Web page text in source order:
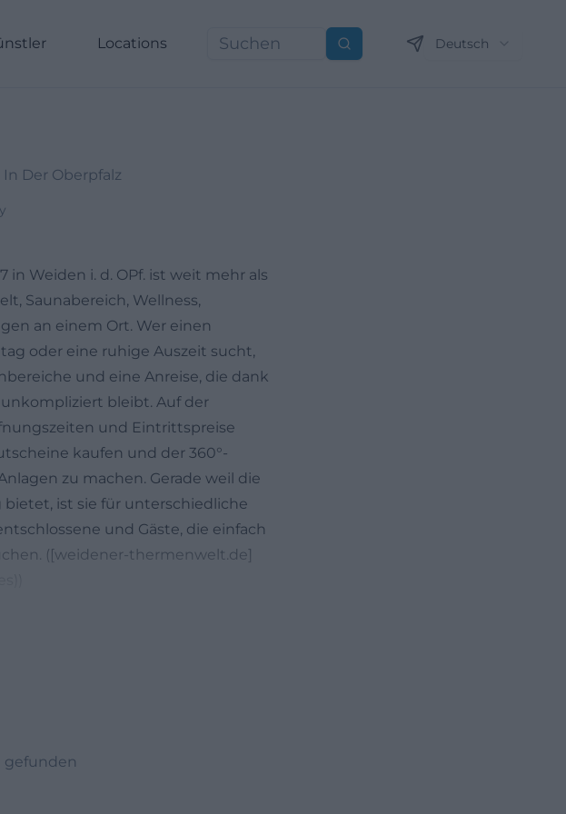
Locations Suchen Deutsch
Der Oberpfalz
Weiden i. d. OPf. ist weit mehr als
Saunabereich, Wellness,
an einem Ort. Wer einen
oder eine ruhige Auszeit sucht,
und eine Anreise, die dank
bleibt. Auf der
und Eintrittspreise
kaufen und der 360°-
zu machen. Gerade weil die
ist sie für unterschiedliche
und Gäste, die einfach
([weidener-thermenwelt.de]
21 Uhr geöffnet und am Samstag
um 20:45 Uhr. Dadurch
gefunden